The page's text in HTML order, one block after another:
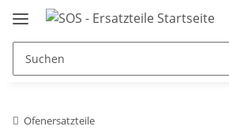
Ofenersatzteile